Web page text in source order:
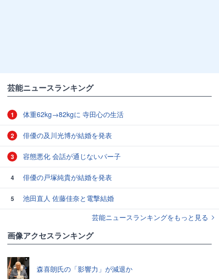
芸能ニュースランキング
1 体重62kg→82kgに 寺田心の生活
2 俳優の及川光博が結婚を発表
3 容態悪化 会話が通じないパー子
4 俳優の戸塚純貴が結婚を発表
5
池田直人 佐藤佳奈と電撃結婚
芸能ニュースランキングをもっと見る
画像アクセスランキング
森喜朗氏の「影響力」が減退か